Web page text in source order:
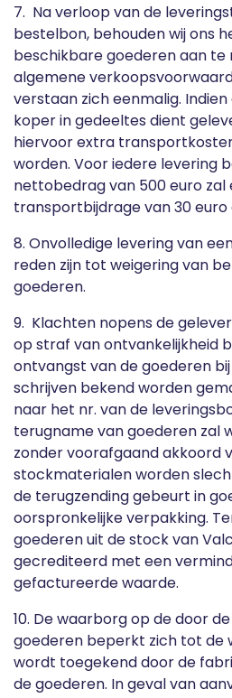
7. Na verloop van de
bestelbon, behouden wij ons
beschikbare goederen aan te
algemene
verstaan zich eenmalig.
koper in gedeeltes dient
hiervoor extra
worden. Voor iedere levering
nettobedrag van 500 euro
transportbijdrage van 30
8. Onvolledige levering van
reden zijn tot weigering van
goederen.
9. Klachten nopens de
op straf van ontvankelijkheid
ontvangst van de goederen
schrijven bekend worden
naar het nr. van de
terugname van goederen zal
zonder voorafgaand akkoord
stockmaterialen worden
de terugzending gebeurt in
oorspronkelijke verpakking.
goederen uit de stock van
gecrediteerd met een
gefactureerde waarde.
10. De waarborg op de door
goederen beperkt zich tot de
wordt toegekend door de
de goederen. In geval van